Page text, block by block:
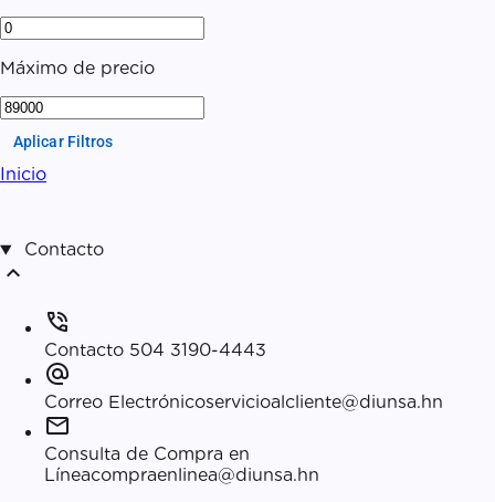
Máximo de precio
Aplicar Filtros
Inicio
Contacto
expand_less
phone_in_talk
Contacto 504 3190-4443
alternate_email
Correo Electrónicoservicioalcliente@diunsa.hn
mail
Consulta de Compra en
Líneacompraenlinea@diunsa.hn